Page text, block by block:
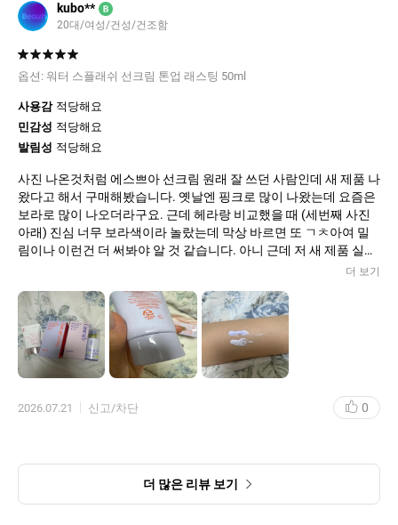
kubo** B
20대/여성/건성/건조함
옵션: 워터 스플래쉬 선크림 톤업 래스팅 50ml
사용감 적당해요
민감성 적당해요
발림성 적당해요
사진 나온것처럼 에스쁘아 선크림 원래 잘 쓰던 사람인데 새 제품 나
왔다고 해서 구매해봤습니다. 옛날엔 핑크로 많이 나왔는데 요즘은
보라로 많이 나오더라구요. 근데 헤라랑 비교했을 때 (세번째 사진
아래) 진심 너무 보라색이라 놀랐는데 막상 바르면 또 ㄱㅊ아여 밀
림이나 이런건 더 써봐야 알 것 같습니다. 아니 근데 저 새 제품 실스
더 보기
2026.07.21 신고/차단 0
더 많은 리뷰 보기